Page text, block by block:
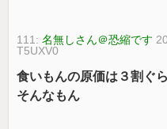
111:名無しさん＠恐縮です
T5UXV0
食いもんの原価は３割ぐ
そんなもん